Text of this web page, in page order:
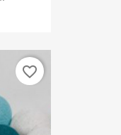
favorite_border